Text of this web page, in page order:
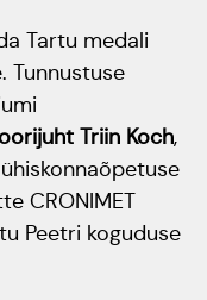
2023
Tartu medali
Tunnustuse
Triin Koch,
CRONIMET
Peetri koguduse